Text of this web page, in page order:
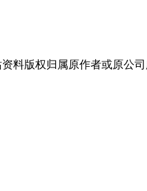
版权归属原作者或原公